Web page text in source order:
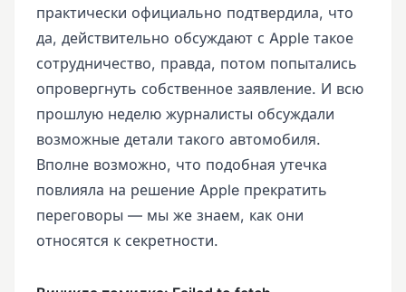
практически официально подтвердила, что
да, действительно обсуждают с Apple такое
сотрудничество, правда, потом попытались
опровергнуть собственное заявление. И всю
прошлую неделю журналисты обсуждали
возможные детали такого автомобиля.
Вполне возможно, что подобная утечка
повлияла на решение Apple прекратить
переговоры — мы же знаем, как они
относятся к секретности.